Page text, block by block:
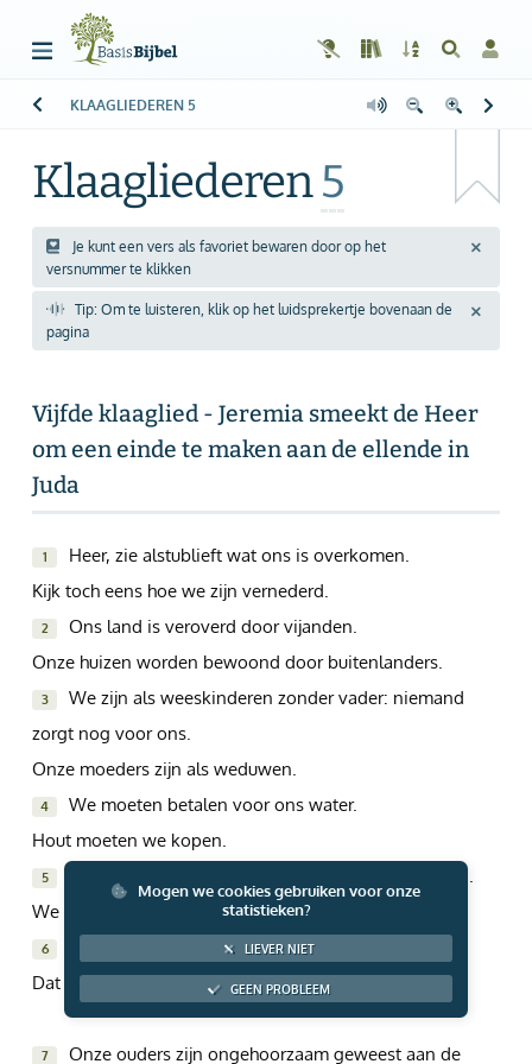
Welkom!
Start
Lezen
Zoeken
Help
Giften via PayPal
KLAAGLIEDEREN 5
Klaagliederen5
Je kunt een vers als favoriet bewaren door op het
versnummer te klikken
Tip: Om te luisteren, klik op het luidsprekertje bovenaan de
pagina
Vijfde klaaglied - Jeremia smeekt de Heer
om een einde te maken aan de ellende in
Juda
1
Heer, zie alstublieft wat ons is overkomen.
Kijk toch eens hoe we zijn vernederd.
2
Ons land is veroverd door vijanden.
Onze huizen worden bewoond door buitenlanders.
3
We zijn als weeskinderen zonder vader: niemand
zorgt nog voor ons.
Onze moeders zijn als weduwen.
4
We moeten betalen voor ons water.
Hout moeten we kopen.
5
Wij worden aldoor opgejaagd door onze vijanden.
We moeten voor hen zwoegen en krijgen nooit rust.
6
We hebben Egypte en Assur om hulp gevraagd.
Dat is de enige manier om nog eten te krijgen.
7 Onze ouders zijn ongehoorzaam geweest aan de
Mogen we cookies gebruiken voor onze
statistieken?
LIEVER NIET
GEEN PROBLEEM